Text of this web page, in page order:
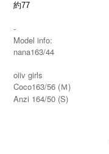
約77
-
Model info:
nana163/44
oiiv girls
Coco163/56 (Ｍ)
Anzi 164/50 (S)